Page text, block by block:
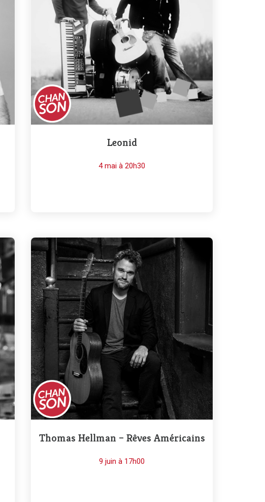
Leonid
4 mai à 20h30
Thomas Hellman – Rêves Américains
9 juin à 17h00